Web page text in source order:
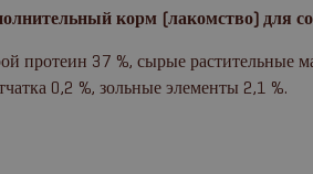
корм (лакомство) для
протеин 37 %, сырые растительные
0,2 %, зольные элементы 2,1 %.